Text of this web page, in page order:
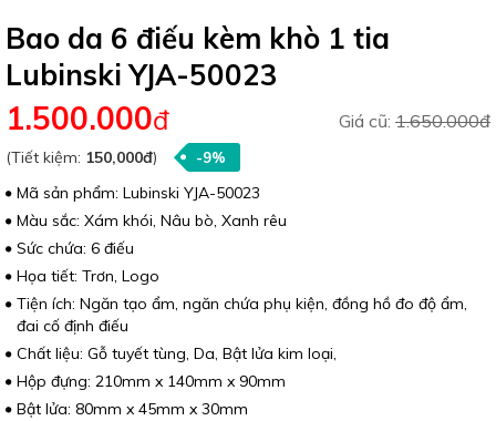
Bao da 6 điếu kèm khò 1 tia
Lubinski YJA-50023
Giá cũ: 1.650.000đ
1.500.000đ
(Tiết kiệm: 150,000đ) -9%
Mã sản phẩm: Lubinski YJA-50023
Màu sắc: Xám khói, Nâu bò, Xanh rêu
Sức chứa: 6 điếu
Họa tiết: Trơn, Logo
Tiện ích: Ngăn tạo ẩm, ngăn chứa phụ kiện, đồng hồ đo độ ẩm,
đai cố định điếu
Chất liệu: Gỗ tuyết tùng, Da, Bật lửa kim loại,
Hộp đựng: 210mm x 140mm x 90mm
Bật lửa: 80mm x 45mm x 30mm